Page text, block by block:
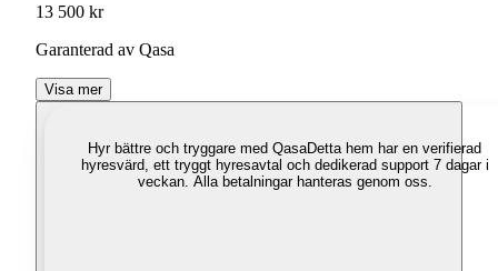
13 500 kr
Garanterad av Qasa
Visa mer
Hyr bättre och tryggare med QasaDetta hem har en verifierad
hyresvärd, ett tryggt hyresavtal och dedikerad support 7 dagar i
veckan. Alla betalningar hanteras genom oss.